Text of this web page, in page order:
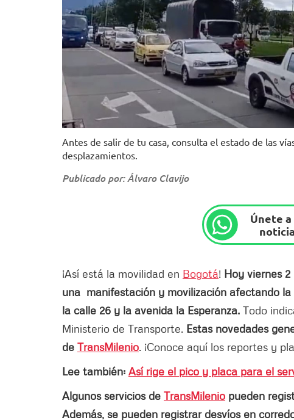
Antes de salir de tu casa, consulta el estado de las
desplazamientos.
Publicado por: Álvaro Clavijo
Únete
¡Así está la movilidad en Bogotá! Hoy viernes
una manifestación y movilización afectando
la calle 26 y la avenida la Esperanza. Todo
Ministerio de Transporte. Estas novedades
de TransMilenio. ¡Conoce aquí los reportes y
Lee también: Así rige el pico y placa para el
Algunos servicios de TransMilenio pueden
Además, se pueden registrar desvíos en